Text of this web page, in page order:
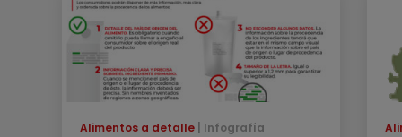
Alimentos a detalle Infografía